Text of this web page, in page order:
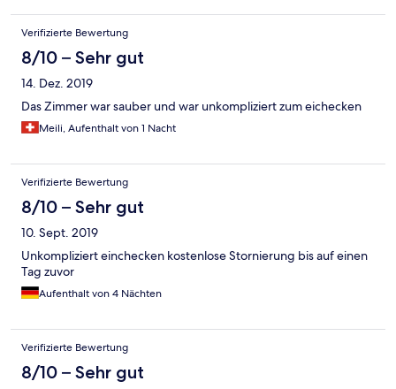
Verifizierte Bewertung
8/10 – Sehr gut
14. Dez. 2019
Das Zimmer war sauber und war unkompliziert zum eichecken
Meili, Aufenthalt von 1 Nacht
Verifizierte Bewertung
8/10 – Sehr gut
10. Sept. 2019
Unkompliziert einchecken kostenlose Stornierung bis auf einen
Tag zuvor
Aufenthalt von 4 Nächten
Verifizierte Bewertung
8/10 – Sehr gut